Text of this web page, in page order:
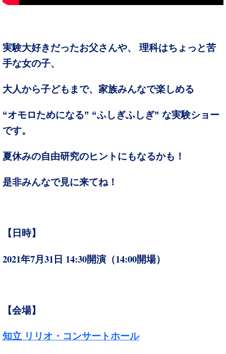
実験大好きだったお父さんや、 理科はちょっと苦
手な女の子、
大人から子どもまで、家族みんなで楽しめる
“オモロためになる” “ふしぎふしぎ” な実験ショー
です。
夏休みの自由研究のヒントにもなるかも！
是非みんなで見に来てね！
【日時】
2021年7月 31 日 14:30開演（14:00開場）
【会場】
知立 リリオ・コンサートホール